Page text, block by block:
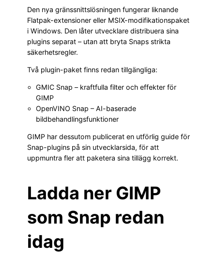
Den nya gränssnittslösningen fungerar liknande
Flatpak-extensioner eller MSIX-modifikationspaket
i Windows. Den låter utvecklare distribuera sina
plugins separat – utan att bryta Snaps strikta
säkerhetsregler.
Två plugin-paket finns redan tillgängliga:
GMIC Snap – kraftfulla filter och effekter för
GIMP
OpenVINO Snap – AI-baserade
bildbehandlingsfunktioner
GIMP har dessutom publicerat en utförlig guide för
Snap-plugins på sin utvecklarsida, för att
uppmuntra fler att paketera sina tillägg korrekt.
Ladda ner GIMP
som Snap redan
idag